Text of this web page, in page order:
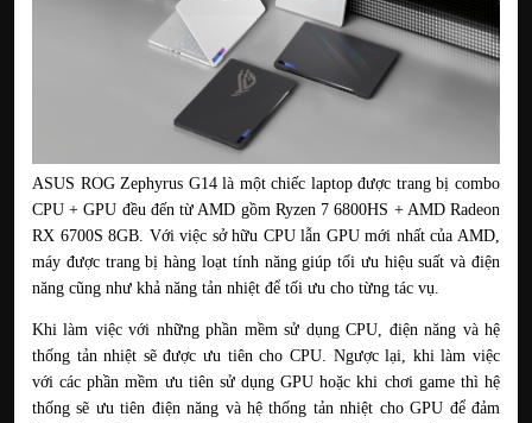
ASUS ROG Zephyrus G14 là một chiếc laptop được trang bị combo
CPU + GPU đều đến từ AMD gồm Ryzen 7 6800HS + AMD Radeon
RX 6700S 8GB. Với việc sở hữu CPU lẫn GPU mới nhất của AMD,
máy được trang bị hàng loạt tính năng giúp tối ưu hiệu suất và điện
năng cũng như khả năng tản nhiệt để tối ưu cho từng tác vụ.
Khi làm việc với những phần mềm sử dụng CPU, điện năng và hệ
thống tản nhiệt sẽ được ưu tiên cho CPU. Ngược lại, khi làm việc
với các phần mềm ưu tiên sử dụng GPU hoặc khi chơi game thì hệ
thống sẽ ưu tiên điện năng và hệ thống tản nhiệt cho GPU để đảm